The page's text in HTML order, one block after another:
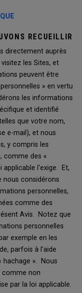
RECUEILLIR
directement auprès
les Sites, et
peuvent être
» en vertu
les informations
et identifié
que votre nom,
e-mail), et nous
y compris les
comme des «
applicable l'exige. Et,
nous considérons
personnelles,
comme des
Avis. Notez que
personnelles
exemple en les
parfois à l'aide
hachage ». Nous
comme non
par la loi applicable.